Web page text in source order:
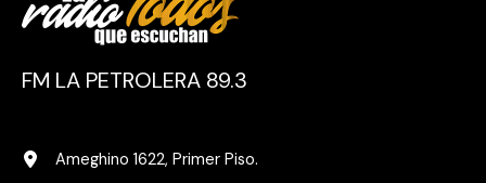
FM LA PETROLERA 89.3
Ameghino 1622, Primer Piso.